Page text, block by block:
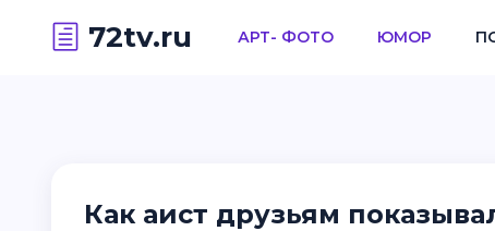
72tv.ru АРТ- ФОТО ЮМОР
Как аист друзьям